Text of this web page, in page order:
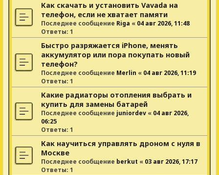
Как скачать и установить Vavada на
телефон, если не хватает памяти
Последнее сообщение Riga « 04 авг 2026, 11:48
Ответы: 1
Быстро разряжается iPhone, менять
аккумулятор или пора покупать новый
телефон?
Последнее сообщение Merlin « 04 авг 2026, 11:19
Ответы: 1
Какие радиаторы отопления выбрать и
купить для замены батарей
Последнее сообщение juniordev « 04 авг 2026,
06:25
Ответы: 1
Как научиться управлять дроном с нуля в
Москве
Последнее сообщение berkut « 03 авг 2026, 17:17
Ответы: 1